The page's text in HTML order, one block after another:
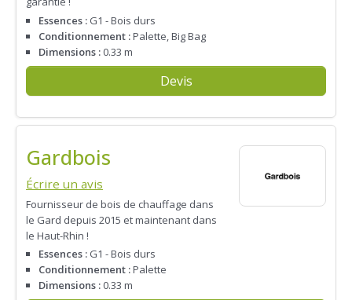
Essences : G1 - Bois durs
Conditionnement :Palette, Big Bag
Dimensions : 0.33 m
Devis
Gardbois
Écrire un avis
Fournisseur de bois de chauffage dans
le Gard depuis 2015 et maintenant dans
le Haut-Rhin !
Essences : G1 - Bois durs
Conditionnement :Palette
Dimensions : 0.33 m